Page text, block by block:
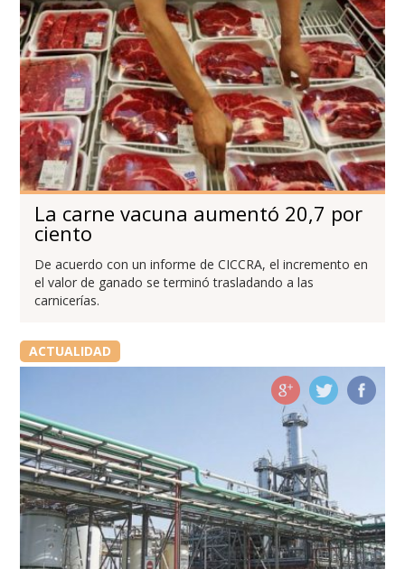
La carne vacuna aumentó 20,7 por
ciento
De acuerdo con un informe de CICCRA, el incremento en
el valor de ganado se terminó trasladando a las
carnicerías.
ACTUALIDAD